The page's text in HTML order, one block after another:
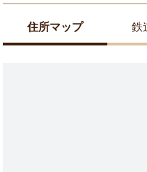
住所マップ 鉄